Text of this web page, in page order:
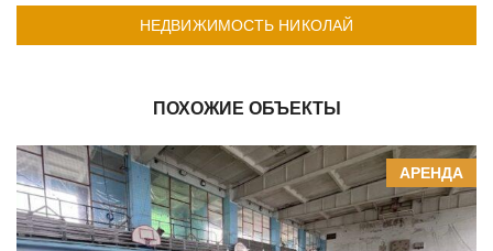
НЕДВИЖИМОСТЬ НИКОЛАЙ
ПОХОЖИЕ ОБЪЕКТЫ
АРЕНДА